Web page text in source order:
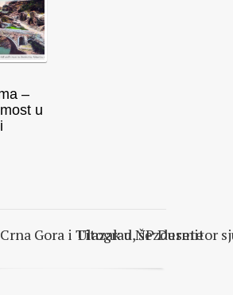
–
u
Gora i Titograd, šezdesete
Ulazak u NP Durmitor